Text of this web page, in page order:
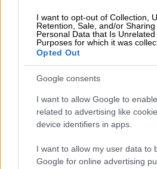
I want to opt-out of Collection,
Retention, Sale, and/or
Personal Data that Is
Purposes for which it was
Opted Out
Google consents
I want to allow Google to
related to advertising like
device identifiers in apps.
I want to allow my user data to
Google for online advertising
Υπενθυμίζεται πως
νωρίτερα για την
οποίαζει κρυμμένη
«Ίσως δεν θα έρθει στην
απονομής του βραβείου
πρόκειται να αρχίσει
Ελλάδας) στο δημαρχείο
ανακοίνωσε ο
ΝόμπελΈρικ Οσάιμ.